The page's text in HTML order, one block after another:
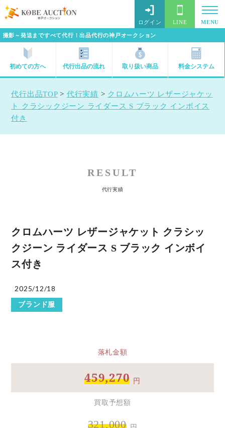
撮影～発送まですべて代行！出品代行の神戸オークション
ログイン LINE MENU
初めての方へ 代行出品の流れ 取り扱い商品 料金システム
代行出品TOP> 代行実績 > クロムハーツ レザージャケッ
ト クラシックジーン ライダース S ブラック インボイス
付き
RESULT
代行実績
クロムハーツ レザージャケット クラシッ
クジーン ライダース S ブラック インボイ
ス付き
2025/12/18
ブランド服
落札金額
459,270 円
買取予想額
321,000